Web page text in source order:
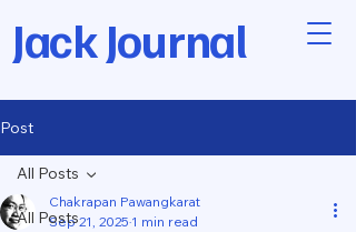
Jack Journal
Post
All Posts
All Posts
Chakrapan Pawangkarat
Sep 21, 2025 1 min read